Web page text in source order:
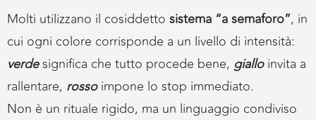
Molti utilizzano il cosiddetto sistema “a semaforo”, in
cui ogni colore corrisponde a un livello di intensità:
verdesignifica che tutto procede bene, giallo invita a
rallentare, rosso impone lo stop immediato.
Non è un rituale rigido, ma un linguaggio condiviso